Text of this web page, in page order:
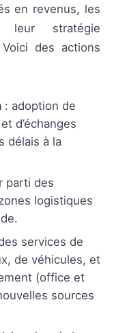
en revenus, les
leur stratégie
des actions
: adoption de
d’échanges
délais à la
parti des
logistiques
services de
de véhicules, et
(office et
sources